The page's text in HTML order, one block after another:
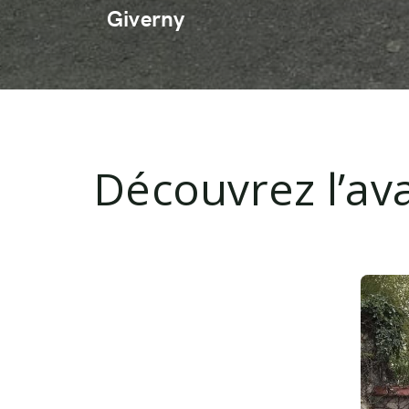
Giverny
Découvrez